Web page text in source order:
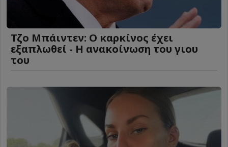
Τζο Μπάιντεν: Ο καρκίνος έχει
εξαπλωθεί - Η ανακοίνωση του γιου
του